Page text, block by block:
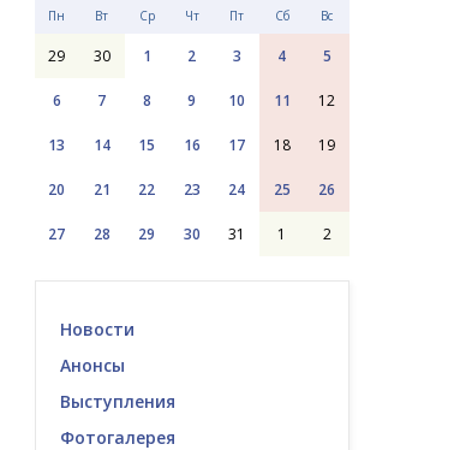
Пн Вт Ср Чт Пт Сб Вс
29 30 1 2 3 4 5
6 7 8 9 10 11 12
13 14 15 16 17 18 19
20 21 22 23 24 25 26
27 28 29 30 31 1 2
Новости
Анонсы
Выступления
Фотогалерея